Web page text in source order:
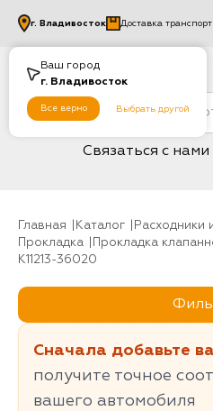
Ваш город
г. Владивосток
Все верно Выбрать другой
г. Владивосток Доставка
Связаться с нами
Главная Каталог
Прокладка
Прокладка
K11213-36020
Сначала добавьте
получите точное
вашего автомобиля